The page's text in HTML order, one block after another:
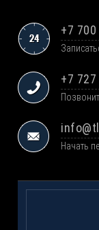
+7
+7
Начать